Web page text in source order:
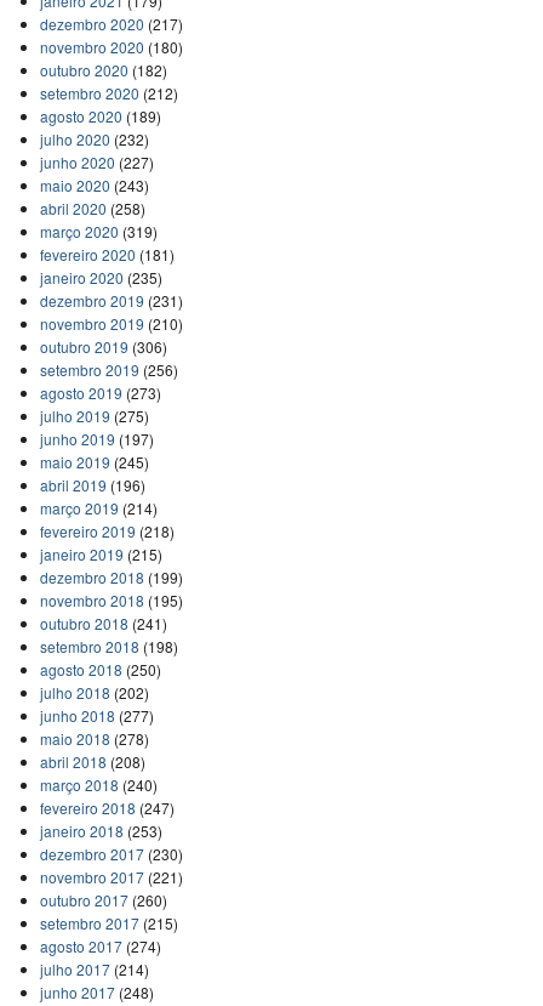
dezembro 2020 (217)
novembro 2020 (180)
outubro 2020 (182)
setembro 2020 (212)
agosto 2020 (189)
julho 2020 (232)
junho 2020 (227)
maio 2020 (243)
abril 2020 (258)
março 2020 (319)
fevereiro 2020 (181)
janeiro 2020 (235)
dezembro 2019 (231)
novembro 2019 (210)
outubro 2019 (306)
setembro 2019 (256)
agosto 2019 (273)
julho 2019 (275)
junho 2019 (197)
maio 2019 (245)
abril 2019 (196)
março 2019 (214)
fevereiro 2019 (218)
janeiro 2019 (215)
dezembro 2018 (199)
novembro 2018 (195)
outubro 2018 (241)
setembro 2018 (198)
agosto 2018 (250)
julho 2018 (202)
junho 2018 (277)
maio 2018 (278)
abril 2018 (208)
março 2018 (240)
fevereiro 2018 (247)
janeiro 2018 (253)
dezembro 2017(230)
novembro 2017(221)
outubro 2017(260)
setembro 2017(215)
agosto 2017(274)
julho 2017(214)
junho 2017(248)